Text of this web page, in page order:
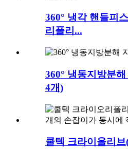
360° 냉각 핸들피
리폴리...
360° 냉동지방분
4개)
쿨텍 크라이올리